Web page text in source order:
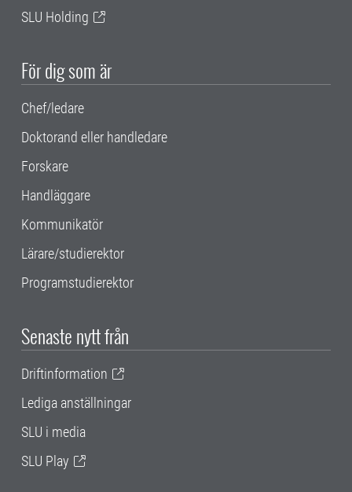
SLU Holding
För dig som är
Chef/ledare
Doktorand eller handledare
Forskare
Handläggare
Kommunikatör
Lärare/studierektor
Programstudierektor
Senaste nytt från
Driftinformation
Lediga anställningar
SLU i media
SLU Play